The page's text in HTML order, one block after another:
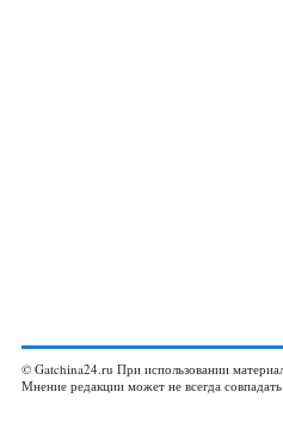
© Gatchina24.ru При использовании
Мнение редакции может не всегда